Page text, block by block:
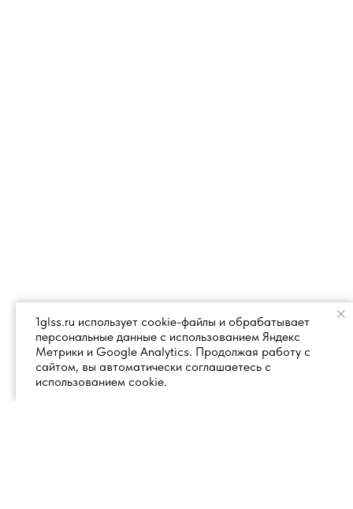
1glss.ru использует cookie-файлы и обрабатывает
персональные данные с использованием Яндекс
Метрики и Google Analytics. Продолжая работу с
сайтом, вы автоматически соглашаетесь с
использованием cookie.